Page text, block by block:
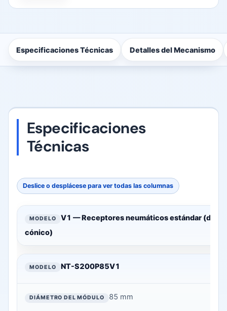
Especificaciones Técnicas Detalles del Mecanismo
Especificaciones
Técnicas
Deslice o desplácese para ver todas las columnas
Especificaciones Técnicas — datos técnicos
MODELO
FUERZA DE
V1 — Receptores neumáticos estándar
cónico)
NT-S200P85V1
85 mm